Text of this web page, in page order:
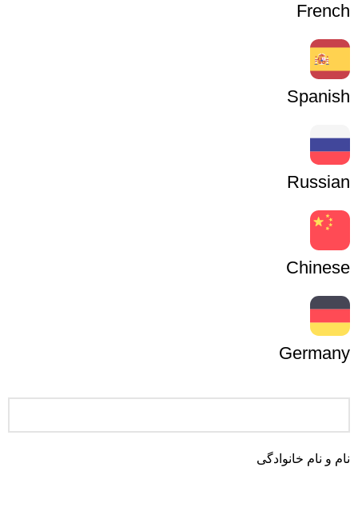
French
Spanish
Russian
Chinese
Germany
نام و نام خانوادگی